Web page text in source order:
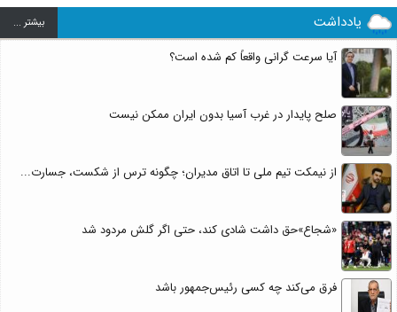
یادداشت بيشتر ...
آیا سرعت گرانی واقعاً کم شده است؟
صلح پایدار در غرب آسیا بدون ایران ممکن نیست
از نیمکت تیم ملی تا اتاق مدیران؛ چگونه ترس از شکست، جسارت...
«شجاع»حق داشت شادی کند، حتی اگر گلش مردود شد
فرق می‌کند چه کسی رئیس‌جمهور باشد